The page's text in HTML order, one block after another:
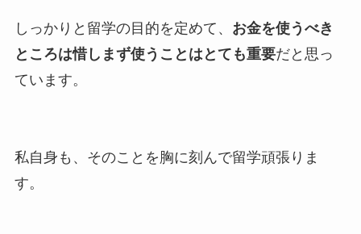
しっかりと留学の目的を定めて、 お金を使うべき
ところは惜しまず使うことはとても重要だと思っ
ています。
私自身も、そのことを胸に刻んで留学頑張りま
す。